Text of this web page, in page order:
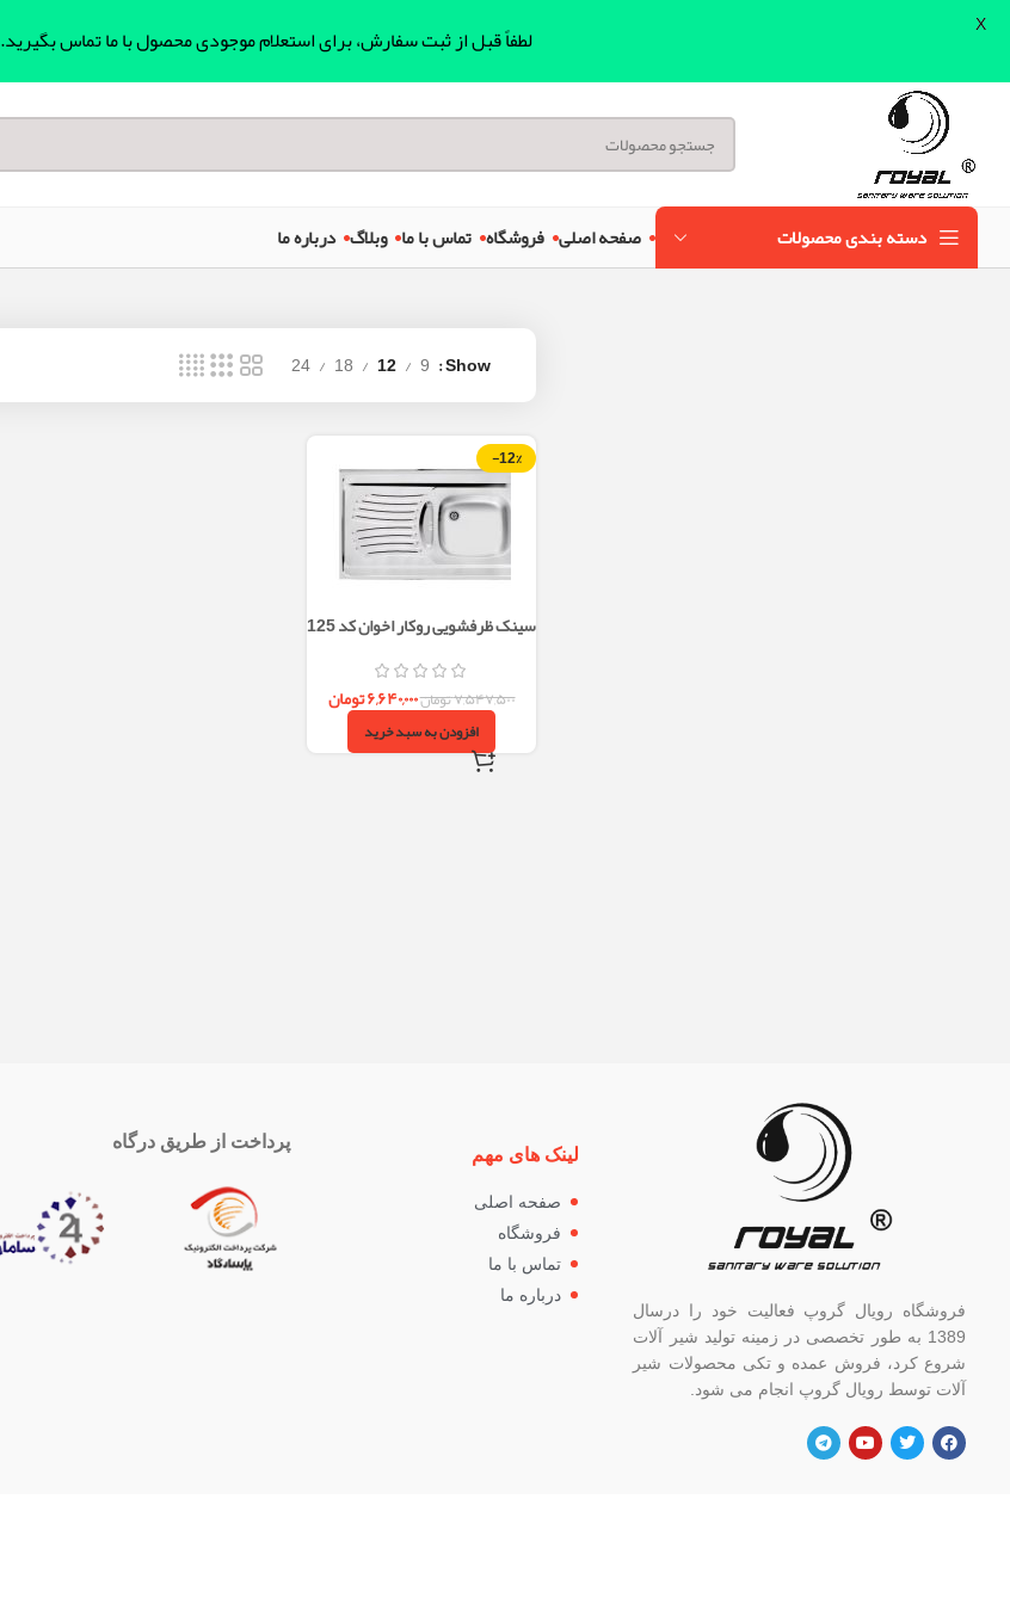
دسته بندی محصولات صفحه اصلی فروشگاه تماس با ما وبلاگ درباره ما
Show
9
12
18
24
-12%
سینک ظرفشویی روکار اخوان کد 125
۷,۵۴۷,۵۰۰تومان۶,۶۴۰,۰۰۰تومان
افزودن به سبد خرید
فروشگاه رویال گروپ فعالیت خود را درسال
1389 به طور تخصصی در زمینه تولید شیر آلات
شروع کرد، فروش عمده و تکی محصولات شیر
آلات توسط رویال گروپ انجام می شود.
لینک های مهم
صفحه اصلی
فروشگاه
تماس با ما
درباره ما
پرداخت از طریق درگاه
لطفاً قبل از ثبت سفارش، برای استعلام موجودی محصول با ما تماس بگیرید. X